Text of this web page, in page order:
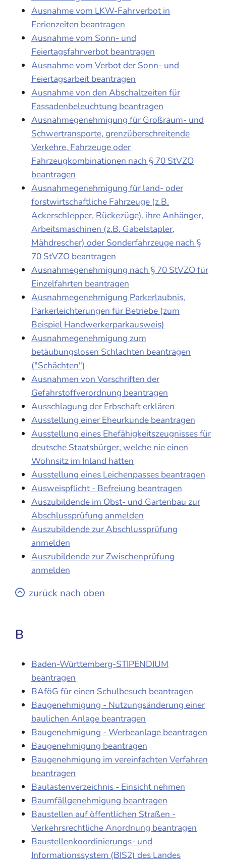
Ausnahme vom LKW-Fahrverbot in
Ferienzeiten beantragen
Ausnahme vom Sonn- und
Feiertagsfahrverbot beantragen
Ausnahme vom Verbot der Sonn- und
Feiertagsarbeit beantragen
Ausnahme von den Abschaltzeiten für
Fassadenbeleuchtung beantragen
Ausnahmegenehmigung für Großraum- und
Schwertransporte, grenzüberschreitende
Verkehre, Fahrzeuge oder
Fahrzeugkombinationen nach § 70 StVZO
beantragen
Ausnahmegenehmigung für land- oder
forstwirtschaftliche Fahrzeuge (z.B.
Ackerschlepper, Rückezüge), ihre Anhänger,
Arbeitsmaschinen (z.B. Gabelstapler,
Mähdrescher) oder Sonderfahrzeuge nach §
70 StVZO beantragen
Ausnahmegenehmigung nach § 70 StVZO für
Einzelfahrten beantragen
Ausnahmegenehmigung Parkerlaubnis,
Parkerleichterungen für Betriebe (zum
Beispiel Handwerkerparkausweis)
Ausnahmegenehmigung zum
betäubungslosen Schlachten beantragen
("Schächten")
Ausnahmen von Vorschriften der
Gefahrstoffverordnung beantragen
Ausschlagung der Erbschaft erklären
Ausstellung einer Eheurkunde beantragen
Ausstellung eines Ehefähigkeitszeugnisses für
deutsche Staatsbürger, welche nie einen
Wohnsitz im Inland hatten
Ausstellung eines Leichenpasses beantragen
Ausweispflicht - Befreiung beantragen
Auszubildende im Obst- und Gartenbau zur
Abschlussprüfung anmelden
Auszubildende zur Abschlussprüfung
anmelden
Auszubildende zur Zwischenprüfung
anmelden
zurück nach oben
B
Baden-Württemberg-STIPENDIUM
beantragen
BAföG für einen Schulbesuch beantragen
Baugenehmigung - Nutzungsänderung einer
baulichen Anlage beantragen
Baugenehmigung - Werbeanlage beantragen
Baugenehmigung beantragen
Baugenehmigung im vereinfachten Verfahren
beantragen
Baulastenverzeichnis - Einsicht nehmen
Baumfällgenehmigung beantragen
Baustellen auf öffentlichen Straßen -
Verkehrsrechtliche Anordnung beantragen
Baustellenkoordinierungs- und
Informationssystem (BIS2) des Landes